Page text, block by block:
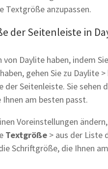
Textgröße anzupassen.
der Seitenleiste in
von Daylite haben, indem
gehen Sie zu Daylite
der Seitenleiste. Sie sehen
am besten passt.
Voreinstellungen
Textgröße > aus der Liste
Schriftgröße, die Ihnen